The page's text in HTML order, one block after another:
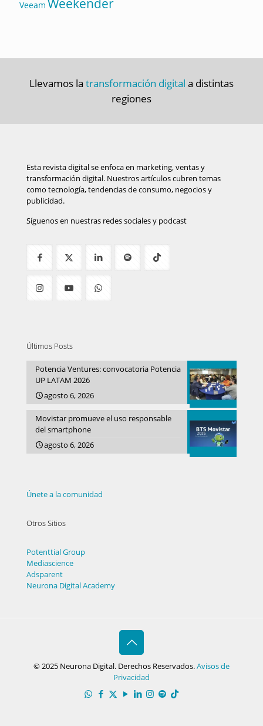
Veeam Weekender
Llevamos la transformación digital a distintas
regiones
Esta revista digital se enfoca en marketing, ventas y
transformación digital. Nuestros artículos cubren temas
como tecnología, tendencias de consumo, negocios y
publicidad.
Síguenos en nuestras redes sociales y podcast
Últimos Posts
Potencia Ventures: convocatoria Potencia
UP LATAM 2026
agosto 6, 2026
Movistar promueve el uso responsable
del smartphone
agosto 6, 2026
Únete a la comunidad
Otros Sitios
Potenttial Group
Mediascience
Adsparent
Neurona Digital Academy
© 2025 Neurona Digital. Derechos Reservados.Avisos de
Privacidad